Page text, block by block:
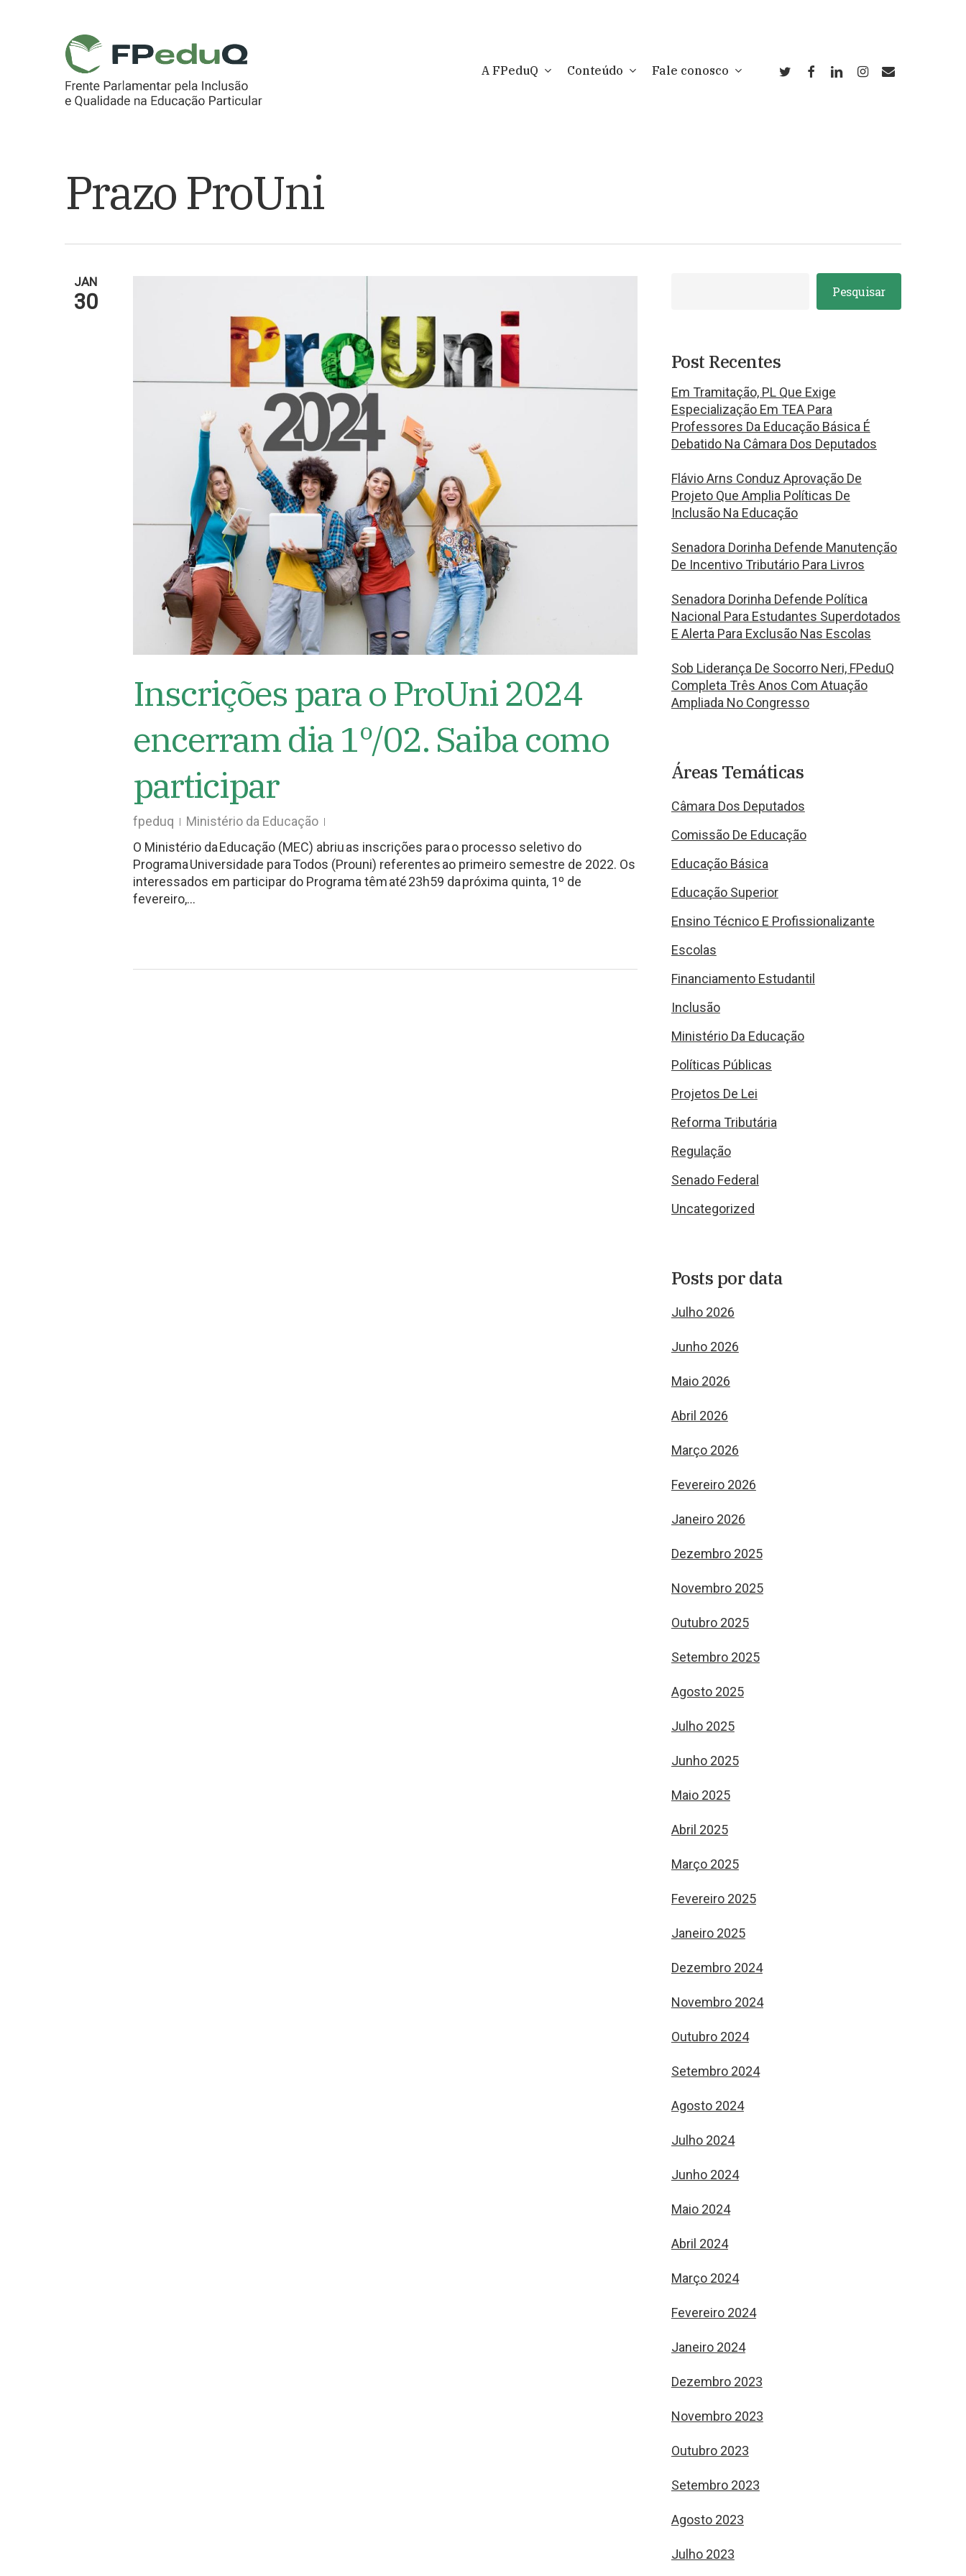
A FPeduQ Conteúdo Fale conosco twitterfacebooklinkedininstagram
email
Prazo ProUni
JAN
30
Inscrições para o ProUni 2024
encerram dia 1º/02. Saiba como
participar
fpeduq
Ministério da Educação
O Ministério da Educação (MEC) abriu as inscrições para o processo seletivo do
Programa Universidade para Todos (Prouni) referentes ao primeiro semestre de 2022. Os
interessados em participar do Programa têm até 23h59 da próxima quinta, 1º de
fevereiro,…
Pesquisar
Post Recentes
Em Tramitação, PL Que Exige
Especialização Em TEA Para
Professores Da Educação Básica É
Debatido Na Câmara Dos Deputados
Flávio Arns Conduz Aprovação De
Projeto Que Amplia Políticas De
Inclusão Na Educação
Senadora Dorinha Defende Manutenção
De Incentivo Tributário Para Livros
Senadora Dorinha Defende Política
Nacional Para Estudantes Superdotados
E Alerta Para Exclusão Nas Escolas
Sob Liderança De Socorro Neri, FPeduQ
Completa Três Anos Com Atuação
Ampliada No Congresso
Áreas Temáticas
Câmara Dos Deputados
Comissão De Educação
Educação Básica
Educação Superior
Ensino Técnico E Profissionalizante
Escolas
Financiamento Estudantil
Inclusão
Ministério Da Educação
Políticas Públicas
Projetos De Lei
Reforma Tributária
Regulação
Senado Federal
Uncategorized
Posts por data
Julho 2026
Junho 2026
Maio 2026
Abril 2026
Março 2026
Fevereiro 2026
Janeiro 2026
Dezembro 2025
Novembro 2025
Outubro 2025
Setembro 2025
Agosto 2025
Julho 2025
Junho 2025
Maio 2025
Abril 2025
Março 2025
Fevereiro 2025
Janeiro 2025
Dezembro 2024
Novembro 2024
Outubro 2024
Setembro 2024
Agosto 2024
Julho 2024
Junho 2024
Maio 2024
Abril 2024
Março 2024
Fevereiro 2024
Janeiro 2024
Dezembro 2023
Novembro 2023
Outubro 2023
Setembro 2023
Agosto 2023
Julho 2023